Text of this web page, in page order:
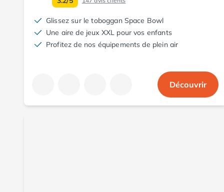
Camping Aude
Camping Gruissan
Camping Narbonne-Plage
Camping Sigean
Camping Hérault
Glissez sur le toboggan Space Bowl
Une aire de jeux XXL pour vos enfants
Profitez de nos équipements de plein air
Découvrir